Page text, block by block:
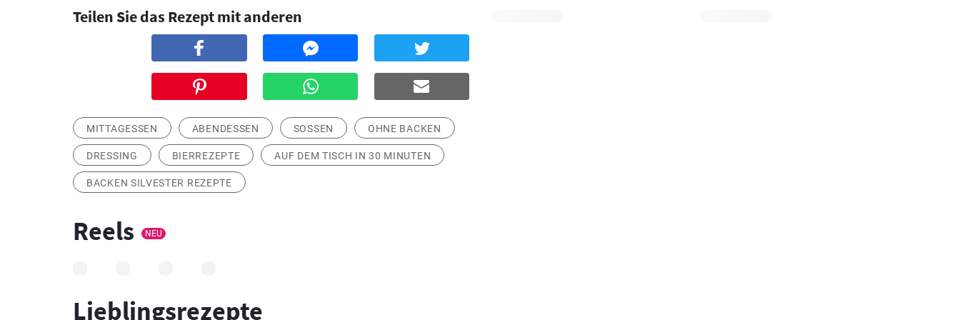
Teilen Sie das Rezept mit anderen
MITTAGESSEN ABENDESSEN SOSSEN OHNE BACKEN
DRESSING BIERREZEPTE AUF DEM TISCH IN 30 MINUTEN
BACKEN SILVESTER REZEPTE
Reels NEU
Lieblingsrezepte